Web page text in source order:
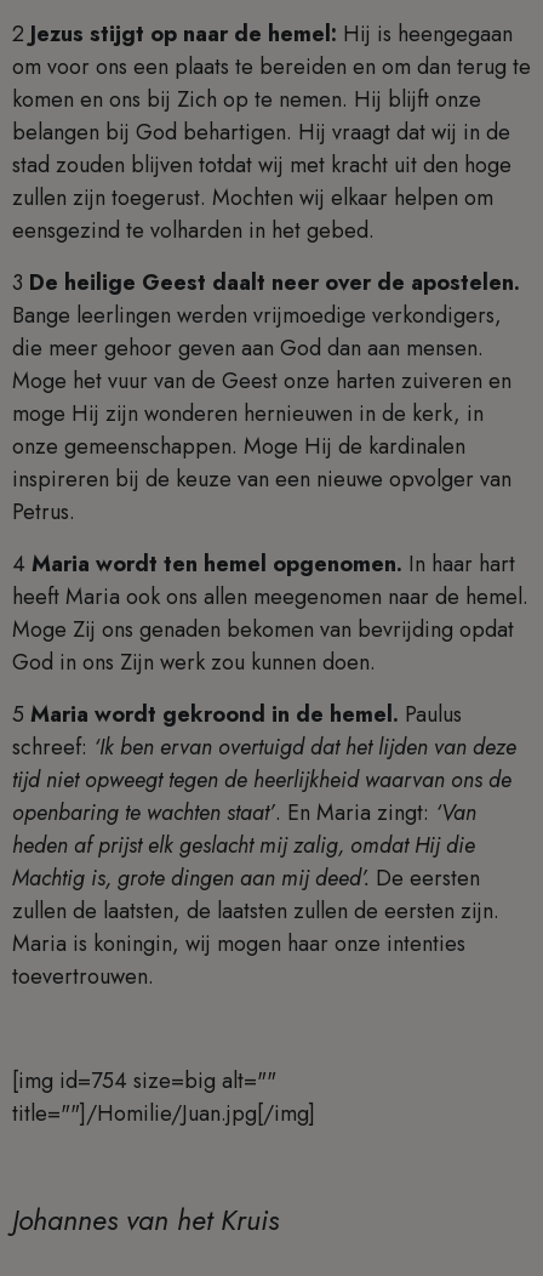
2Jezus stijgt op naar de hemel: Hij is heengegaan
om voor ons een plaats te bereiden en om dan terug te
komen en ons bij Zich op te nemen. Hij blijft onze
belangen bij God behartigen. Hij vraagt dat wij in de
stad zouden blijven totdat wij met kracht uit den hoge
zullen zijn toegerust. Mochten wij elkaar helpen om
eensgezind te volharden in het gebed.
3 De heilige Geest daalt neer over de apostelen.
Bange leerlingen werden vrijmoedige verkondigers,
die meer gehoor geven aan God dan aan mensen.
Moge het vuur van de Geest onze harten zuiveren en
moge Hij zijn wonderen hernieuwen in de kerk, in
onze gemeenschappen. Moge Hij de kardinalen
inspireren bij de keuze van een nieuwe opvolger van
Petrus.
4 Maria wordt ten hemel opgenomen. In haar hart
heeft Maria ook ons allen meegenomen naar de hemel.
Moge Zij ons genaden bekomen van bevrijding opdat
God in ons Zijn werk zou kunnen doen.
5 Maria wordt gekroond in de hemel. Paulus
schreef: ‘Ik ben ervan overtuigd dat het lijden van deze
tijd niet opweegt tegen de heerlijkheid waarvan ons de
openbaring te wachten staat’. En Maria zingt: ‘Van
heden af prijst elk geslacht mij zalig, omdat Hij die
Machtig is, grote dingen aan mij deed’. De eersten
zullen de laatsten, de laatsten zullen de eersten zijn.
Maria is koningin, wij mogen haar onze intenties
toevertrouwen.
[img id=754 size=big alt=""
title=""]/Homilie/Juan.jpg[/img]
Johannes van het Kruis